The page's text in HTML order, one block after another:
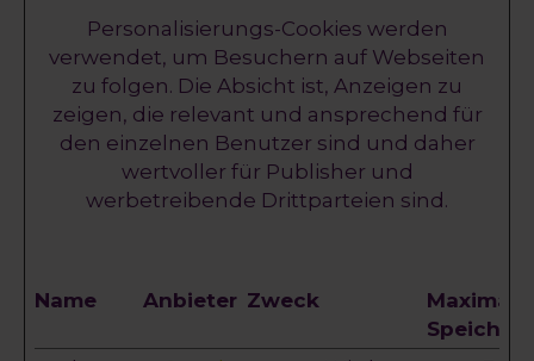
Personalisierungs-Cookies werden
verwendet, um Besuchern auf Webseiten
zu folgen. Die Absicht ist, Anzeigen zu
zeigen, die relevant und ansprechend für
den einzelnen Benutzer sind und daher
wertvoller für Publisher und
werbetreibende Drittparteien sind.
Name Anbieter Zweck
Maximale